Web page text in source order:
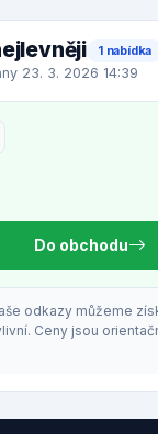
1 nabídka
23. 3. 2026 14:39
Do obchodu
odkazy můžeme
Ceny jsou